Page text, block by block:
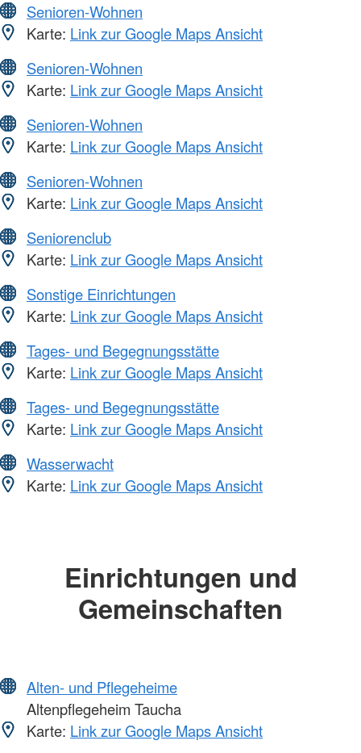
Senioren-Wohnen
Karte: Link zur Google Maps Ansicht
Senioren-Wohnen
Karte: Link zur Google Maps Ansicht
Senioren-Wohnen
Karte: Link zur Google Maps Ansicht
Senioren-Wohnen
Karte: Link zur Google Maps Ansicht
Seniorenclub
Karte: Link zur Google Maps Ansicht
Sonstige Einrichtungen
Karte: Link zur Google Maps Ansicht
Tages- und Begegnungsstätte
Karte: Link zur Google Maps Ansicht
Tages- und Begegnungsstätte
Karte: Link zur Google Maps Ansicht
Wasserwacht
Karte: Link zur Google Maps Ansicht
Einrichtungen und
Gemeinschaften
Alten- und Pflegeheime
Altenpflegeheim Taucha
Karte: Link zur Google Maps Ansicht